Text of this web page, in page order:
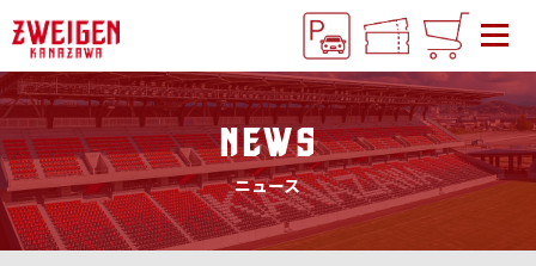
NEWS
ニュース